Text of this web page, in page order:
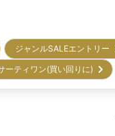
ジャンルSALEエントリー
ーティワン(買い回りに)